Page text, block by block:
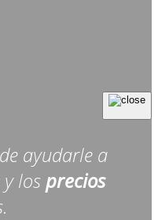
ayudarle a
y losprecios